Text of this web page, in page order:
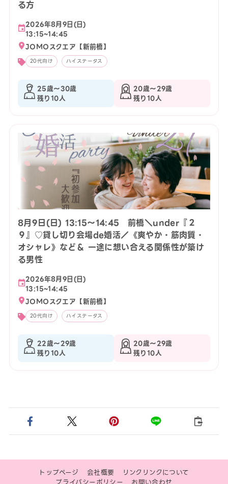
る方
2026年8月9日(日)
13:15~14:45
JOMOスクエア【新前橋】
20代向け ハイステータス
25歳〜30歳
残り10人
20歳〜29歳
残り10人
8月9日(日) 13:15〜14:45 前橋＼under『２
９』♡貸し切り会場de婚活／《爽やか・筋肉質・
オシャレ》など＆ 一途に想い合える関係性が築け
る男性
2026年8月9日(日)
13:15~14:45
JOMOスクエア【新前橋】
20代向け ハイステータス
22歳〜29歳
残り10人
20歳〜29歳
残り10人
トップページ 会社概要
リンクリンクについて